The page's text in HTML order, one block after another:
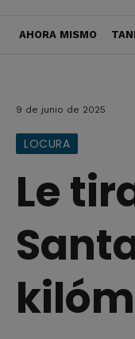
AHORA MISMO
9 de junio de 2025
LOCURA
Le